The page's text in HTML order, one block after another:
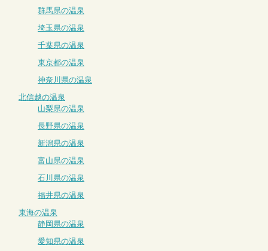
群馬県の温泉
埼玉県の温泉
千葉県の温泉
東京都の温泉
神奈川県の温泉
北信越の温泉
山梨県の温泉
長野県の温泉
新潟県の温泉
富山県の温泉
石川県の温泉
福井県の温泉
東海の温泉
静岡県の温泉
愛知県の温泉